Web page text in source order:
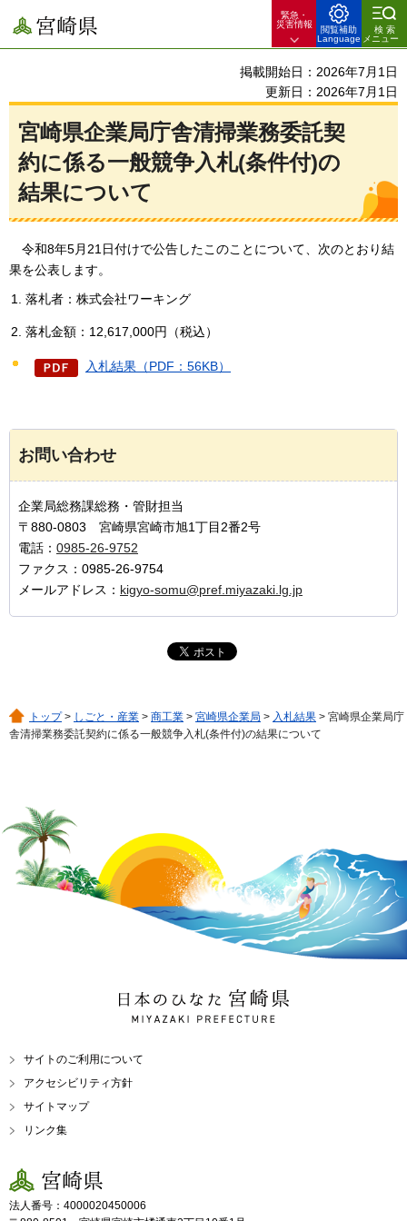
宮崎県
緊急・
災害情報
閲覧補助
Language
検索
メニュー
掲載開始日：2026年7月1日
更新日：2026年7月1日
宮崎県企業局庁舎清掃業務委託契
約に係る一般競争入札(条件付)の
結果について
令和8年5月21日付けで公告したこのことについて、次のとおり結
果を公表します。
落札者：株式会社ワーキング
落札金額：12,617,000円（税込）
入札結果（PDF：56KB）
お問い合わせ
企業局総務課総務・管財担当
〒880-0803 宮崎県宮崎市旭1丁目2番2号
電話： 0985-26-9752
ファクス：0985-26-9754
メールアドレス： kigyo-somu@pref.miyazaki.lg.jp
トップ> しごと・産業 > 商工業 > 宮崎県企業局 > 入札結果 > 宮崎県企業局庁
舎清掃業務委託契約に係る一般競争入札(条件付)の結果について
日本のひなた 宮崎県
MIYAZAKI PREFECTURE
サイトのご利用について
アクセシビリティ方針
サイトマップ
リンク集
宮崎県
法人番号：4000020450006